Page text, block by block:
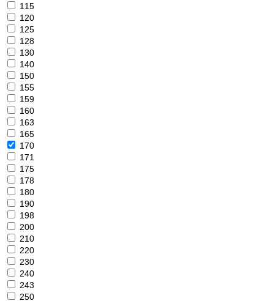
115
120
125
128
130
140
150
155
159
160
163
165
170
171
175
178
180
190
198
200
210
220
230
240
243
250